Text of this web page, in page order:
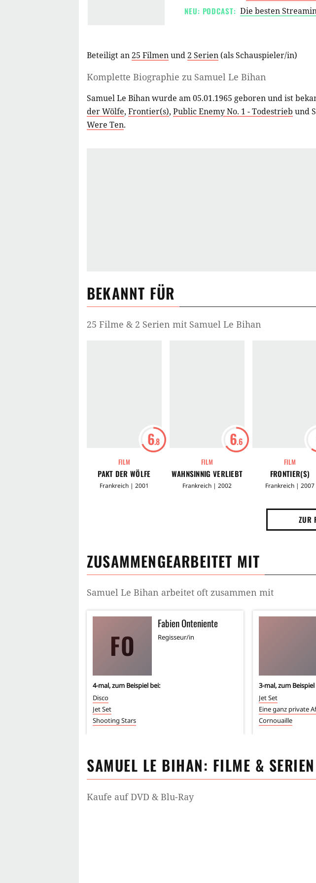
NEU: PODCAST: Die besten
Beteiligt an25 Filmenund2 Serien (alsSchauspieler/in)
Komplette Biographie zu Samuel Le Bihan
Samuel Le Bihan wurde am 05.01.1965 geboren und ist
der Wölfe, Frontier(s), Public Enemy No. 1 - Todestrieb und
Were Ten.
BEKANNT FÜR
25 Filme & 2 Serien mit Samuel Le Bihan
6.8
FILM
PAKT DER WÖLFE
Frankreich | 2001
6.6
FILM
WAHNSINNIG VERLIEBT
Frankreich | 2002
FILM
FRONTIER(S)
Frankreich | 2007
ZUR
ZUSAMMENGEARBEITET MIT
Samuel Le Bihan arbeitet oft zusammen mit
FO
Fabien Onteniente
Regisseur/in
4-mal, zum Beispiel bei:
Disco
Jet Set
Shooting Stars
3-mal, zum Beispiel
Jet Set
Eine ganz private
Cornouaille
SAMUEL LE BIHAN: FILME & SERIEN
Kaufe auf DVD & Blu-Ray